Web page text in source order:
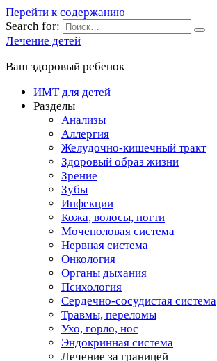
Перейти к содержанию
Search for:
Лечение детей
Ваш здоровый ребенок
ИМТ для детей
Разделы
Анализы
Аллергия
Желудочно-кишечный тракт
Здоровый образ жизни
Зрение
Зубы
Инфекции
Кожа, волосы, ногти
Мочеполовая система
Нервная система
Онкология
Органы дыхания
Психология
Сердечно-сосудистая система
Травмы, переломы
Ухо, горло, нос
Эндокринная система
Лечение за границей